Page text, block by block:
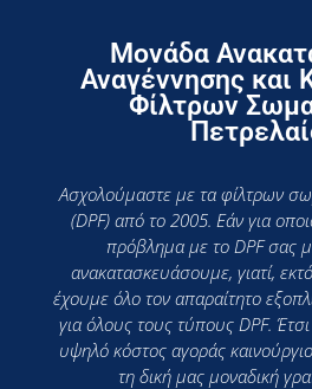
Μονάδα
Αναγέννησης και
Φίλτρων
Ασχολούμαστε με τα φίλτρων
(DPF) από το 2005. Εάν για
πρόβλημα με το DPF σας
ανακατασκευάσουμε, γιατί,
έχουμε όλο τον απαραίτητο
για όλους τους τύπους DPF.
υψηλό κόστος αγοράς
τη δική μας μοναδική